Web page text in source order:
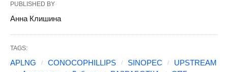
PUBLISHED BY
Анна Клишина
TAGS:
APLNG CONOCOPHILLIPS SINOPEC
UPSTREAM